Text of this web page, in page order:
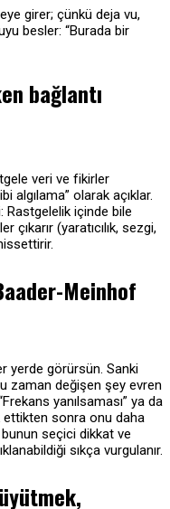
girer; çünkü deja vu,
besler: “Burada bir
bağlantı
veri ve fikirler
algılama” olarak açıklar.
Rastgelelik içinde bile
çıkarır (yaratıcılık, sezgi,
Meinhof
yerde görürsün. Sanki
zaman değişen şey evren
yanılsaması” ya da
ettikten sonra onu daha
seçici dikkat ve
sıkça vurgulanır.